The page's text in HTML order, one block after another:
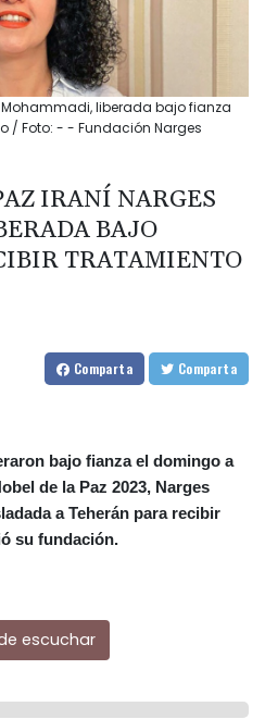
Mohammadi, liberada bajo fianza
/ Foto: - - Fundación Narges
IRANÍ NARGES
BAJO
TRATAMIENTO
Comparta Comparta
bajo fianza el domingo a
de la Paz 2023, Narges
a Teherán para recibir
su fundación.
escuchar